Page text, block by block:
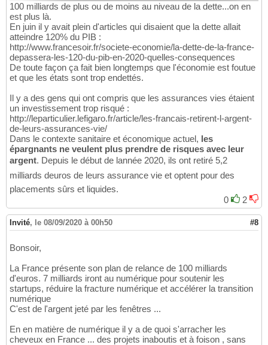
100 milliards de plus ou de moins au niveau de la dette...on en
est plus là.
En juin il y avait plein d'articles qui disaient que la dette allait
atteindre 120% du PIB :
http://www.francesoir.fr/societe-economie/la-dette-de-la-france-
depassera-les-120-du-pib-en-2020-quelles-consequences
De toute façon ça fait bien longtemps que l'économie est foutue
et que les états sont trop endettés.
Il y a des gens qui ont compris que les assurances vies étaient
un investissement trop risqué :
http://leparticulier.lefigaro.fr/article/les-francais-retirent-l-argent-
de-leurs-assurances-vie/
Dans le contexte sanitaire et économique actuel, les
épargnants ne veulent plus prendre de risques avec leur
argent. Depuis le début de lannée 2020, ils ont retiré 5,2
milliards deuros de leurs assurance vie et optent pour des
placements sûrs et liquides.
0
2
Invité, le 08/09/2020 à 00h50 #8
Bonsoir,
La France présente son plan de relance de 100 milliards
d'euros. 7 milliards iront au numérique pour soutenir les
startups, réduire la fracture numérique et accélérer la transition
numérique
C'est de l'argent jeté par les fenêtres ...
En en matière de numérique il y a de quoi s'arracher les
cheveux en France ... des projets inaboutis et à foison , sans